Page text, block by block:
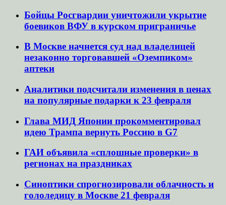
Бойцы Росгвардии уничтожили укрытие
боевиков ВФУ в курском приграничье
В Москве начнется суд над владелицей
незаконно торговавшей «Оземпиком»
аптеки
Аналитики подсчитали изменения в ценах
на популярные подарки к 23 февраля
Глава МИД Японии прокомментировал
идею Трампа вернуть Россию в G7
ГАИ объявила «сплошные проверки» в
регионах на праздниках
Синоптики спрогнозировали облачность и
гололедицу в Москве 21 февраля